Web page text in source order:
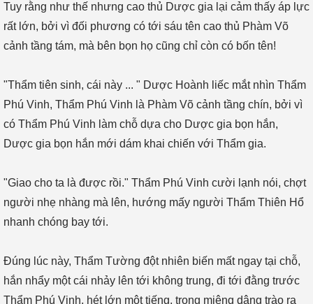
Tuy rằng như thế nhưng cao thủ Dược gia lại cảm thấy áp lực
rất lớn, bởi vì đối phương có tới sáu tên cao thủ Phàm Võ
cảnh tầng tám, mà bên bọn họ cũng chỉ còn có bốn tên!
"Thẩm tiên sinh, cái này ... " Dược Hoành liếc mắt nhìn Thẩm
Phú Vinh, Thẩm Phú Vinh là Phàm Võ cảnh tầng chín, bởi vì
có Thẩm Phú Vinh làm chỗ dựa cho Dược gia bọn hắn,
Dược gia bọn hắn mới dám khai chiến với Thẩm gia.
"Giao cho ta là được rồi." Thẩm Phú Vinh cười lạnh nói, chợt
người nhẹ nhàng mà lên, hướng mấy người Thẩm Thiên Hổ
nhanh chóng bay tới.
Đúng lúc này, Thẩm Tường đột nhiên biến mất ngay tại chỗ,
hắn nhẩy một cái nhảy lên tới không trung, đi tới đằng trước
Thẩm Phú Vinh, hét lớn một tiếng, trong miệng dâng trào ra